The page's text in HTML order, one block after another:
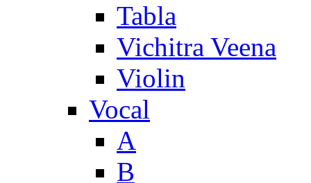
Tabla
Vichitra Veena
Violin
Vocal
A
B